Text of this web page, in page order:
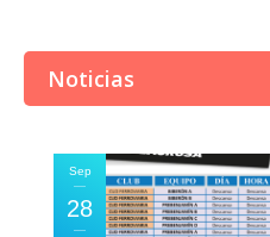
Noticias
Sep
28